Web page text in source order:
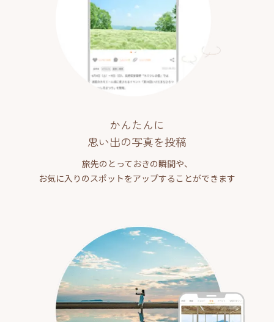
かんたんに
思い出の写真を投稿
旅先のとっておきの瞬間や、
お気に入りのスポットをアップすることができます